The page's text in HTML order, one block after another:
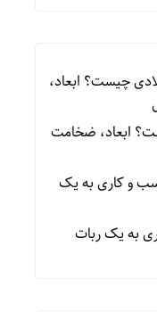
چیست؟ ابعاد،
ابعاد، ضخامت
و کاری به یک
به یک ربات